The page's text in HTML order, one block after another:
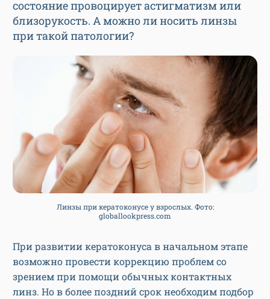
состояние провоцирует астигматизм или
близорукость. А можно ли носить линзы
при такой патологии?
Линзы при кератоконусе у взрослых. Фото:
globallookpress.com
При развитии кератоконуса в начальном этапе
возможно провести коррекцию проблем со
зрением при помощи обычных контактных
линз. Но в более поздний срок необходим подбор